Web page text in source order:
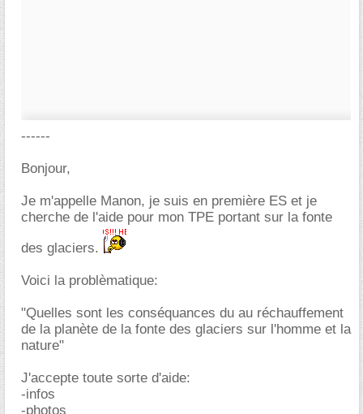
------
Bonjour,
Je m'appelle Manon, je suis en première ES et je
cherche de l'aide pour mon TPE portant sur la fonte
des glaciers.
Voici la problèmatique:
"Quelles sont les conséquances du au réchauffement
de la planète de la fonte des glaciers sur l'homme et la
nature"
J'accepte toute sorte d'aide:
-infos
-photos